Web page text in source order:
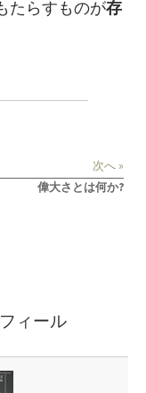
たらすものが存
次へ »
偉大さとは何か?
ィール